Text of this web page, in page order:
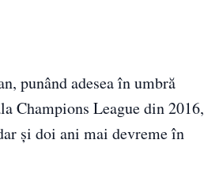
punând adesea în umbră
Champions League din 2016,
și doi ani mai devreme în